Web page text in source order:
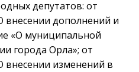
депутатов: от
внесении дополнений и
«О муниципальной
города Орла»; от
внесении изменений в